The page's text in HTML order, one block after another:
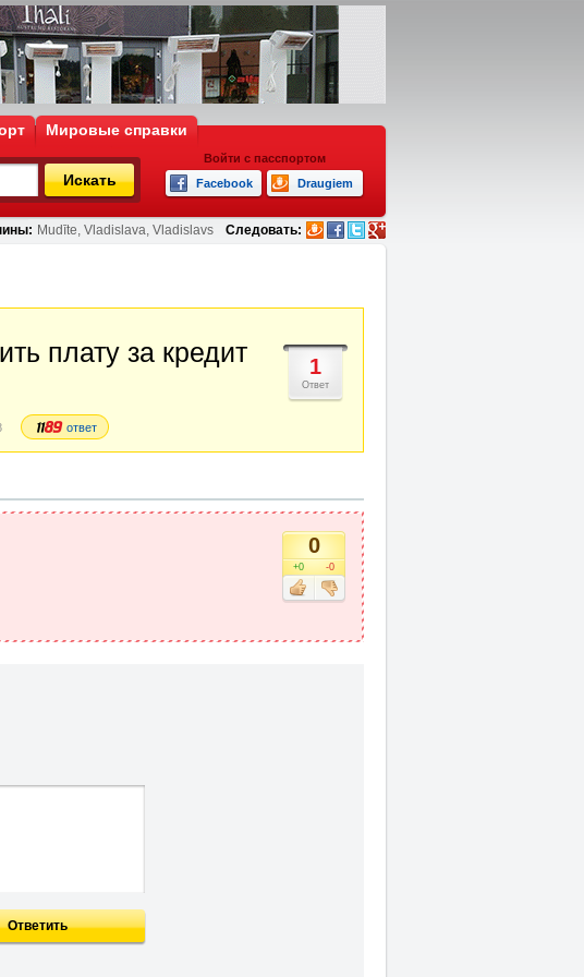
Мировые справки
Искать
Войти с пасспортом
Facebook
Draugiem
Mudīte, Vladislava, Vladislavs Следовать:
1
Ответ
плату за кредит
ответ
0
+0 -0
Ответить